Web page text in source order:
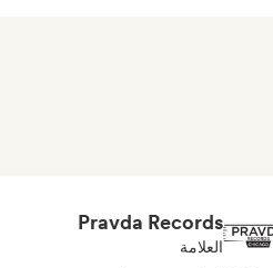
Pravda Records
العلامة